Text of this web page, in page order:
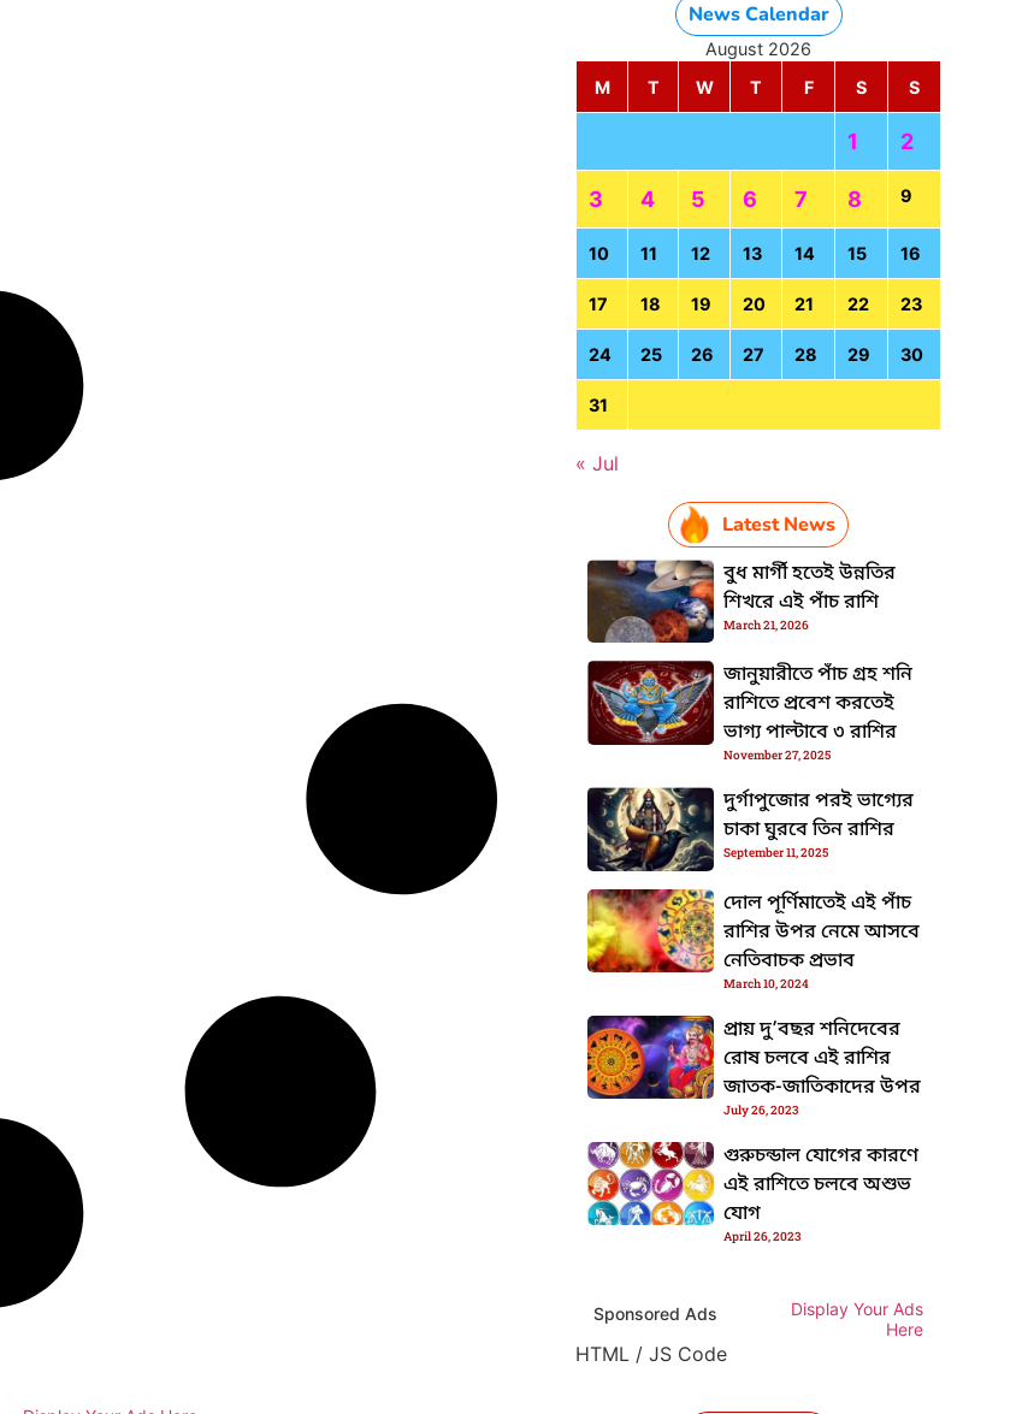
News Calendar
August 2026
M
T W T F S S
1 2
3 4 5 6 7 8 9
10 11 12 13 14 15 16
17 18 19 20 21 22 23
24 25 26 27 28 29 30
31
« Jul
Latest News
বুধ মার্গী হতেই উন্নতির
শিখরে এই পাঁচ রাশি
March 21, 2026
জানুয়ারীতে পাঁচ গ্রহ শনি
রাশিতে প্রবেশ করতেই
ভাগ্য পাল্টাবে ৩ রাশির
November 27, 2025
দুর্গাপুজোর পরই ভাগ্যের
চাকা ঘুরবে তিন রাশির
September 11, 2025
দোল পূর্ণিমাতেই এই পাঁচ
রাশির উপর নেমে আসবে
নেতিবাচক প্রভাব
March 10, 2024
প্রায় দু’বছর শনিদেবের
রোষ চলবে এই রাশির
জাতক-জাতিকাদের উপর
July 26, 2023
গুরুচন্ডাল যোগের কারণে
এই রাশিতে চলবে অশুভ
যোগ
April 26, 2023
Sponsored Ads
Display Your Ads
Here
HTML / JS Code